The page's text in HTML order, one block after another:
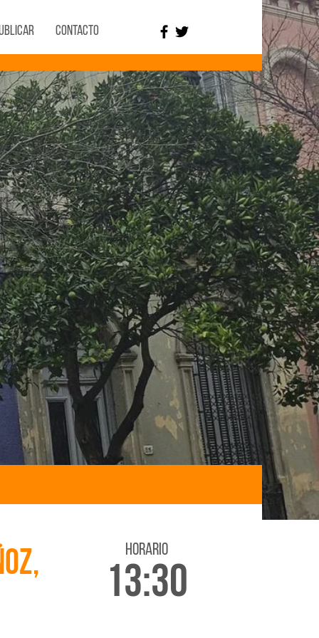
Contacto
horario
13:30